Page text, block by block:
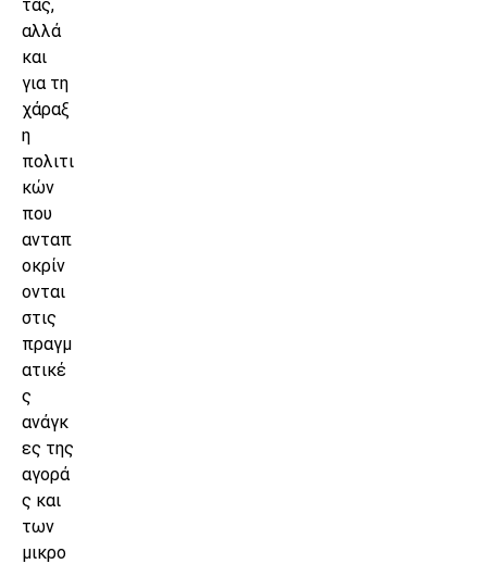
τας,
αλλά
και
για τη
χάραξ
η
πολιτι
κών
που
ανταπ
οκρίν
ονται
στις
πραγμ
ατικέ
ς
ανάγκ
ες της
αγορά
ς και
των
μικρο